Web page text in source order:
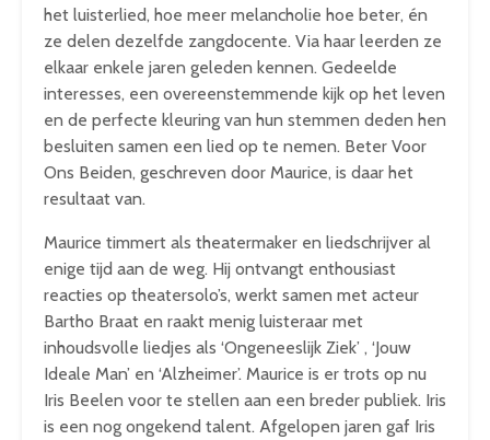
het luisterlied, hoe meer melancholie hoe beter, én
ze delen dezelfde zangdocente. Via haar leerden ze
elkaar enkele jaren geleden kennen. Gedeelde
interesses, een overeenstemmende kijk op het leven
en de perfecte kleuring van hun stemmen deden hen
besluiten samen een lied op te nemen. Beter Voor
Ons Beiden, geschreven door Maurice, is daar het
resultaat van.
Maurice timmert als theatermaker en liedschrijver al
enige tijd aan de weg. Hij ontvangt enthousiast
reacties op theatersolo’s, werkt samen met acteur
Bartho Braat en raakt menig luisteraar met
inhoudsvolle liedjes als ‘Ongeneeslijk Ziek’ , ‘Jouw
Ideale Man’ en ‘Alzheimer’. Maurice is er trots op nu
Iris Beelen voor te stellen aan een breder publiek. Iris
is een nog ongekend talent. Afgelopen jaren gaf Iris